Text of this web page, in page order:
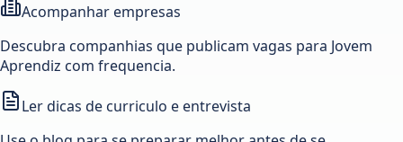
Acompanhar empresas
Descubra companhias que publicam vagas para Jovem
Aprendiz com frequencia.
Ler dicas de curriculo e entrevista